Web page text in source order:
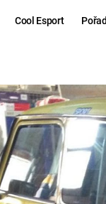
Cool Esport